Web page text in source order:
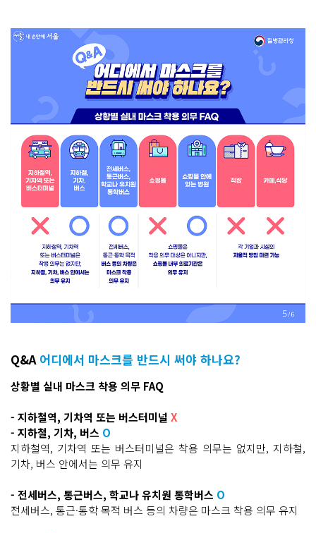
Q&A 어디에서 마스크를 반드시 써야 하나요?
상황별 실내 마스크 착용 의무 FAQ
- 지하철역, 기차역 또는 버스터미널 X
- 지하철, 기차, 버스 O
지하철역, 기차역 또는 버스터미널은 착용 의무는 없지만, 지하철,
기차, 버스 안에서는 의무 유지
- 전세버스, 통근버스, 학교나 유치원 통학버스 O
전세버스, 통근·통학 목적 버스 등의 차량은 마스크 착용 의무 유지